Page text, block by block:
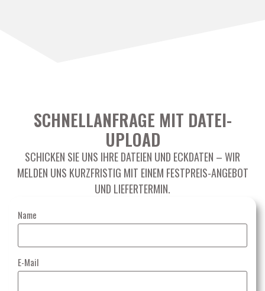
SCHNELLANFRAGE MIT DATEI-
UPLOAD
SCHICKEN SIE UNS IHRE DATEIEN UND ECKDATEN – WIR
MELDEN UNS KURZFRISTIG MIT EINEM FESTPREIS-ANGEBOT
UND LIEFERTERMIN.
Name
E-Mail